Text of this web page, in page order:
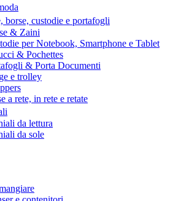
borse, custodie e portafogli
& Zaini
per Notebook, Smartphone e Tablet
& Pochettes
& Porta Documenti
e trolley
a rete, in rete e retate
da lettura
da sole